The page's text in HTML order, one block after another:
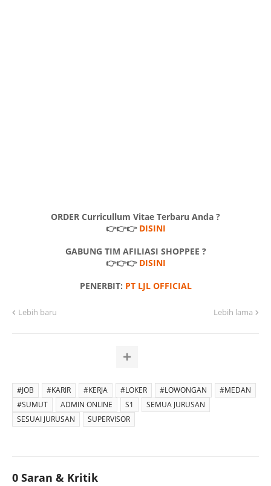
ORDER Curricullum Vitae Terbaru Anda ?
👉👉👉 DISINI
GABUNG TIM AFILIASI SHOPPEE ?
👉👉👉 DISINI
PENERBIT: PT LJL OFFICIAL
Lebih baru Lebih lama
#JOB #KARIR #KERJA #LOKER #LOWONGAN
#MEDAN
#SUMUT
ADMIN ONLINE S1
SEMUA JURUSAN
SESUAI JURUSAN
SUPERVISOR
0 Saran & Kritik